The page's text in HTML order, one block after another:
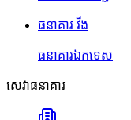
ធនាគារ វីង
ធនាគារឯកទេស
សេវាធនាគារ